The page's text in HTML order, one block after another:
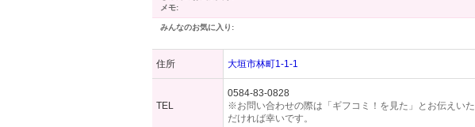
メモ:
みんなのお気に入り:
住所 大垣市林町1-1-1
TEL
0584-83-0828
※お問い合わせの際は「ギフコミ！を見た」とお伝えいた
だければ幸いです。